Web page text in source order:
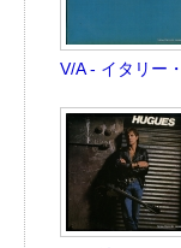
V/A - イタリー